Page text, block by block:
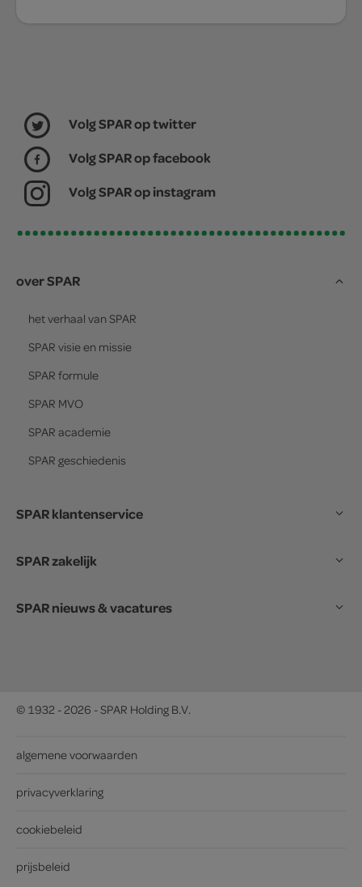
Volg SPAR op twitter
Volg SPAR op facebook
Volg SPAR op instagram
over SPAR
het verhaal van SPAR
SPAR visie en missie
SPAR formule
SPAR MVO
SPAR academie
SPAR geschiedenis
SPAR klantenservice
SPAR zakelijk
SPAR nieuws & vacatures
© 1932 - 2026 - SPAR Holding B.V.
algemene voorwaarden
privacyverklaring
cookiebeleid
prijsbeleid